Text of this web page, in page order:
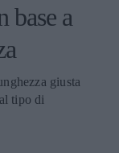
base a
giusta
tipo di